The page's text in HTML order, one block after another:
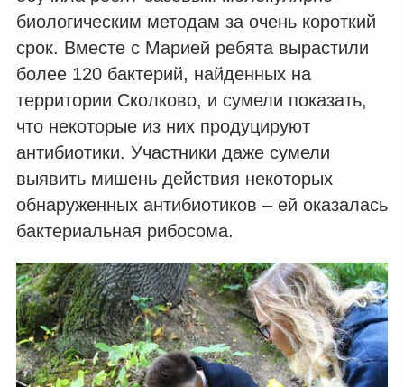
биологическим методам за очень короткий
срок. Вместе с Марией ребята вырастили
более 120 бактерий, найденных на
территории Сколково, и сумели показать,
что некоторые из них продуцируют
антибиотики. Участники даже сумели
выявить мишень действия некоторых
обнаруженных антибиотиков – ей оказалась
бактериальная рибосома.